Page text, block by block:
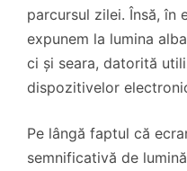
parcursul zilei. Însă, în
expunem la lumina
ci și seara, datorită
dispozitivelor
Pe lângă faptul că
semnificativă de